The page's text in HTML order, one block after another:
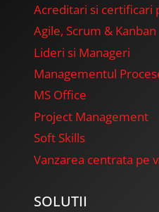
o
n
Acreditari si certificari
Agile, Scrum & Kanban
Lideri si Manageri
Managementul
MS Office
Project Management
Soft Skills
Vanzarea centrata pe
SOLUTII